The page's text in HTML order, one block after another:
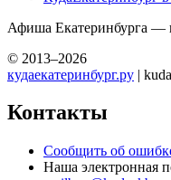
Афиша Екатеринбурга —
© 2013–2026
кудаекатеринбург.ру |
Контакты
Сообщить об
Наша электронная